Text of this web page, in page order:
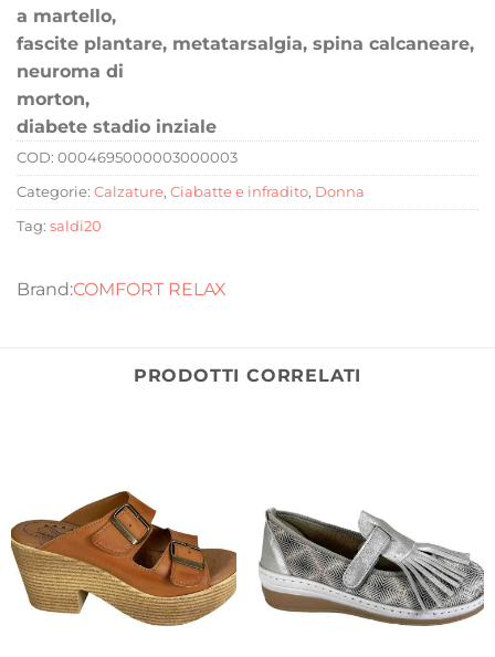
a martello,
fascite plantare, metatarsalgia, spina calcaneare,
neuroma di
morton,
diabete stadio inziale
COD: 0004695000003000003
Categorie: Calzature, Ciabatte e infradito, Donna
Tag: saldi20
COMFORT RELAX
PRODOTTI CORRELATI